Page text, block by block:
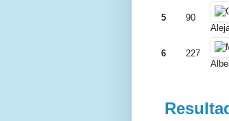
5 90
6 227